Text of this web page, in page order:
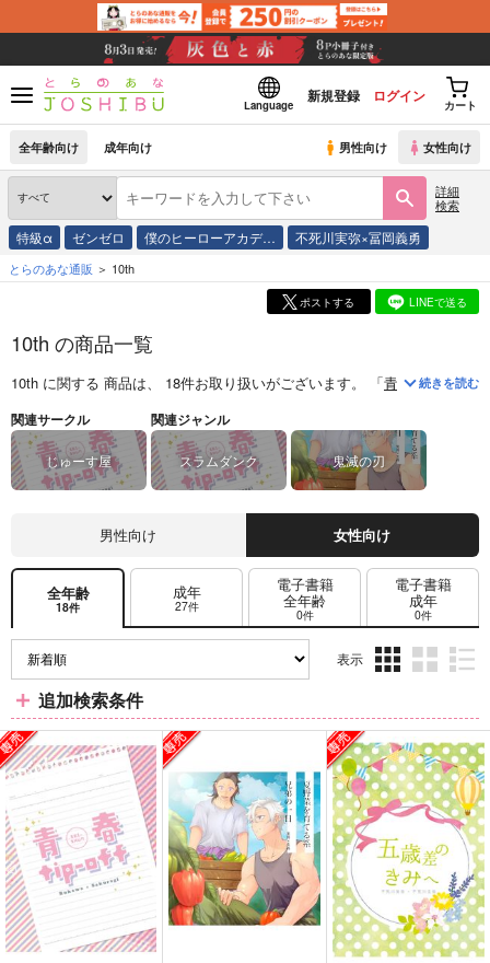
Language
新規登録 ログイン
カート
全年齢向け 成年向け 男性向け 女性向け
詳細
検索
特級α ゼンゼロ 僕のヒーローアカデ… 不死川実弥×冨岡義勇
とらのあな通販 10th
ポストする LINEで送る
10th の商品一覧
10th に関する 商品は、 18件お取り扱いがございます。 「青春tip-off(じゅ
続きを読む
関連サークル
じゅーす屋
関連ジャンル
スラムダンク 鬼滅の刃
男性向け 女性向け
全年齢
18件
成年
27件
電子書籍
全年齢
0件
電子書籍
成年
0件
表示
ム
表
示
ム
表
示
ム
表
示
追加検索条件